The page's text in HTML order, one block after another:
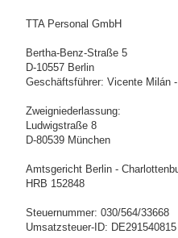
TTA Personal GmbH
Bertha-Benz-Straße 5
D-10557 Berlin
Geschäftsführer: Vicente Milán
Zweigniederlassung:
Ludwigstraße 8
D-80539 München
Amtsgericht Berlin -
HRB 152848
Steuernummer:030/564/33668
Umsatzsteuer-ID: DE291540815